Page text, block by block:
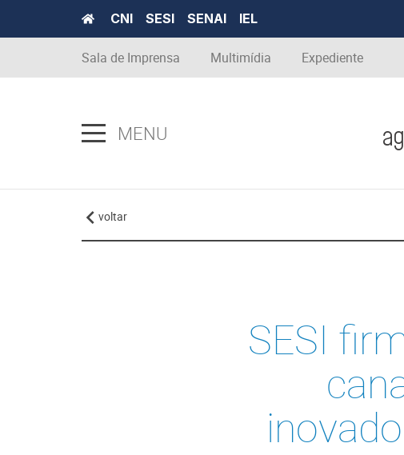
CNI SESI SENAI IEL
Sala de Imprensa Multimídia Expediente
MENU
voltar
SESI